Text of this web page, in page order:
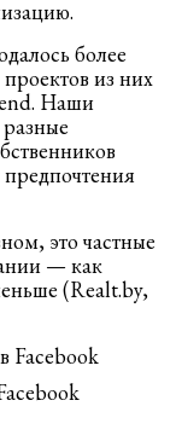
более
из них
Наши
это частные
— как
(Realt.by,